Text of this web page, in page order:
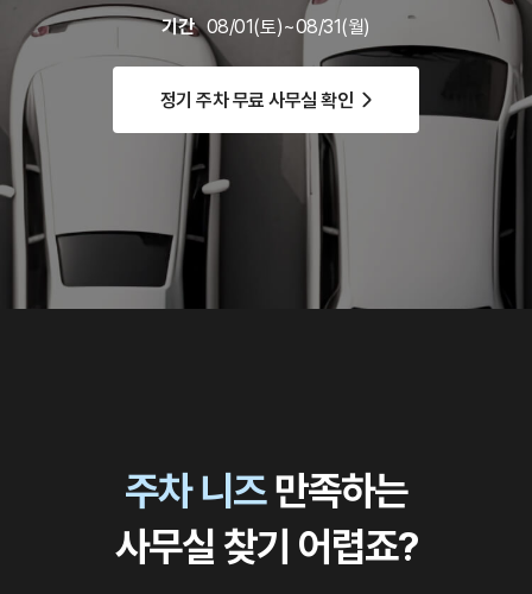
기간08/01(토)~08/31(월)
정기 주차 무료 사무실 확인
주차 니즈만족하는
사무실 찾기 어렵죠?